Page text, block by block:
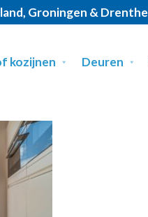
Groningen & Drenthe
kozijnen Deuren